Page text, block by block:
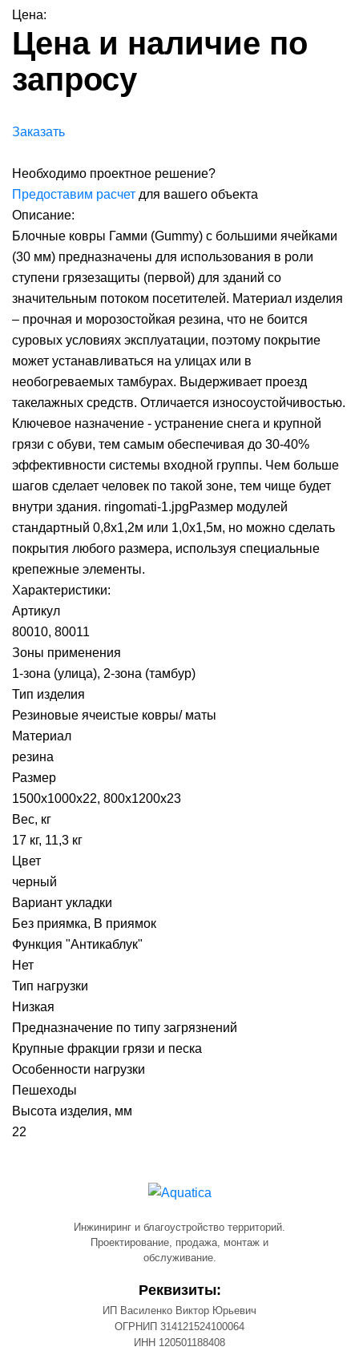
Цена:
Цена и наличие по
запросу
Заказать
Необходимо проектное решение?
Предоставим расчет для вашего объекта
Описание:
Блочные ковры Гамми (Gummy) с большими ячейками
(30 мм) предназначены для использования в роли
ступени грязезащиты (первой) для зданий со
значительным потоком посетителей. Материал изделия
– прочная и морозостойкая резина, что не боится
суровых условиях эксплуатации, поэтому покрытие
может устанавливаться на улицах или в
необогреваемых тамбурах. Выдерживает проезд
такелажных средств. Отличается износоустойчивостью.
Ключевое назначение - устранение снега и крупной
грязи с обуви, тем самым обеспечивая до 30-40%
эффективности системы входной группы. Чем больше
шагов сделает человек по такой зоне, тем чище будет
внутри здания. ringomati-1.jpgРазмер модулей
стандартный 0,8х1,2м или 1,0х1,5м, но можно сделать
покрытия любого размера, используя специальные
крепежные элементы.
Характеристики:
Артикул
80010, 80011
Зоны применения
1-зона (улица), 2-зона (тамбур)
Тип изделия
Резиновые ячеистые ковры/ маты
Материал
резина
Размер
1500x1000x22, 800х1200х23
Вес, кг
17 кг, 11,3 кг
Цвет
черный
Вариант укладки
Без приямка, В приямок
Функция "Антикаблук"
Нет
Тип нагрузки
Низкая
Предназначение по типу загрязнений
Крупные фракции грязи и песка
Особенности нагрузки
Пешеходы
Высота изделия, мм
22
Инжиниринг и благоустройство территорий.
Проектирование, продажа, монтаж и
обслуживание.
Реквизиты:
ИП Василенко Виктор Юрьевич
ОГРНИП 314121524100064
ИНН 120501188408